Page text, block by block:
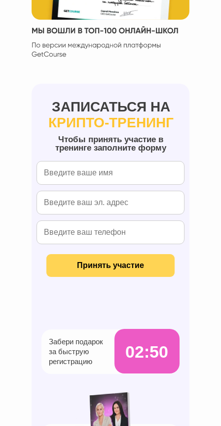
ЗАПИСАТЬСЯ НА
КРИПТО-ТРЕНИНГ
Принять участие
Чтобы принять участие в
тренинге заполните форму
Забери подарок
за быструю
регистрацию
02:49